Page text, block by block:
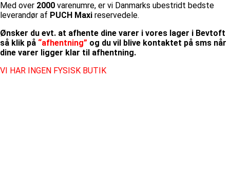
Med over 2000 varenumre, er vi Danmarks ubestridt bedste
leverandør af PUCH Maxi reservedele.
Ønsker du evt. at afhente dine varer i vores lager i Bevtoft
så klik på “afhentning” og du vil blive kontaktet på sms når
dine varer ligger klar til afhentning.
VI HAR INGEN FYSISK BUTIK